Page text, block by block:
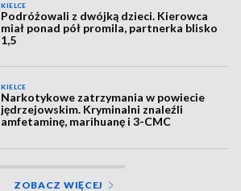
KIELCE
Podróżowali z dwójką dzieci. Kierowca
miał ponad pół promila, partnerka blisko
1,5
KIELCE
Narkotykowe zatrzymania w powiecie
jędrzejowskim. Kryminalni znaleźli
amfetaminę, marihuanę i 3-CMC
ZOBACZ WIĘCEJ